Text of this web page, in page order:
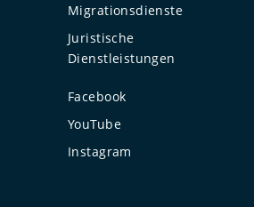
Migrationsdienste
Juristische
Dienstleistungen
Facebook
YouTube
Instagram